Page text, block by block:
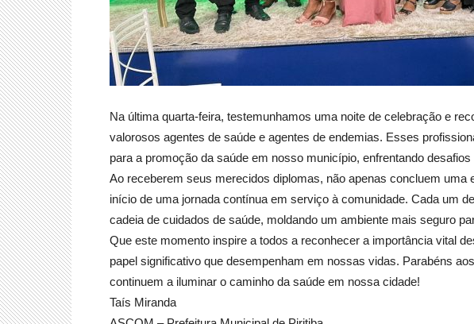
Na última quarta-feira, testemunhamos uma noite de celebração e
valorosos agentes de saúde e agentes de endemias. Esses
para a promoção da saúde em nosso município, enfrentando
Ao receberem seus merecidos diplomas, não apenas concluem uma
início de uma jornada contínua em serviço à comunidade. Cada um
cadeia de cuidados de saúde, moldando um ambiente mais seguro
Que este momento inspire a todos a reconhecer a importância vital
papel significativo que desempenham em nossas vidas. Parabéns
continuem a iluminar o caminho da saúde em nossa cidade!
Taís Miranda